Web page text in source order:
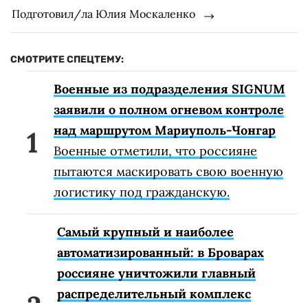
Подготовил/ла Юлия Москаленко
СМОТРИТЕ СПЕЦТЕМУ:
Военные из подразделения SIGNUM
заявили о полном огневом контроле
над маршрутом Мариуполь-Чонгар
Военные отметили, что россияне
пытаются маскировать свою военную
логистику под гражданскую.
Самый крупный и наиболее
автоматизированный: в Броварах
россияне уничтожили главный
распределительный комплекс